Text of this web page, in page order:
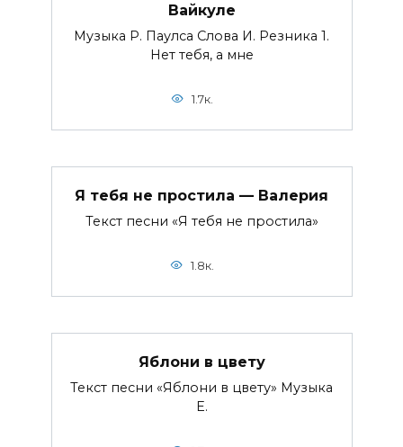
Вайкуле
Музыка Р. Паулса Слова И. Резника 1.
Нет тебя, а мне
1.7к.
Я тебя не простила — Валерия
Текст песни «Я тебя не простила»
1.8к.
Яблони в цвету
Текст песни «Яблони в цвету» Музыка
Е.